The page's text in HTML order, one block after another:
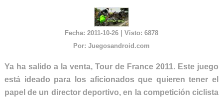
Fecha: 2011-10-26 | Visto: 6878
Por: Juegosandroid.com
Ya ha salido a la venta, Tour de France 2011. Este juego
está ideado para los aficionados que quieren tener el
papel de un director deportivo, en la competición ciclista